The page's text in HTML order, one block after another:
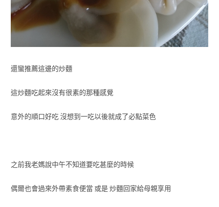
還蠻推薦這邊的炒麵
這炒麵吃起來沒有很素的那種感覺
意外的順口好吃 沒想到一吃以後就成了必點菜色
之前我老媽說中午不知道要吃甚麼的時候
偶爾也會過來外帶素食便當 或是 炒麵回家給母親享用